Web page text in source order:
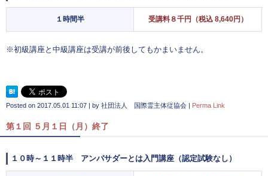
１時間半 受講料８千円（税込 8,640円）
※初級講座と中級講座は受講が前後してもかまいません。
Posted on 2017.05.01 11:07 by 社団法人 国際霊主体従協会 Perma Link
第１回 ５月１日（月）終了
１０時～１１時半 アンバサダーとは入門講座（認定試験なし）